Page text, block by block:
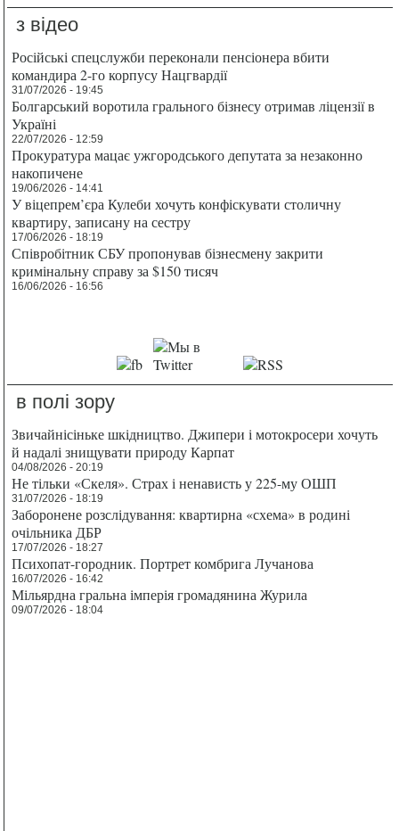
з відео
Російські спецслужби переконали пенсіонера вбити
командира 2-го корпусу Нацгвардії
31/07/2026 - 19:45
Болгарський воротила грального бізнесу отримав ліцензії в
Україні
22/07/2026 - 12:59
Прокуратура мацає ужгородського депутата за незаконно
накопичене
19/06/2026 - 14:41
У віцепрем’єра Кулеби хочуть конфіскувати столичну
квартиру, записану на сестру
17/06/2026 - 18:19
Співробітник СБУ пропонував бізнесмену закрити
кримінальну справу за $150 тисяч
16/06/2026 - 16:56
в полі зору
Звичайнісіньке шкідництво. Джипери і мотокросери хочуть
й надалі знищувати природу Карпат
04/08/2026 - 20:19
Не тільки «Скеля». Страх і ненависть у 225-му ОШП
31/07/2026 - 18:19
Заборонене розслідування: квартирна «схема» в родині
очільника ДБР
17/07/2026 - 18:27
Психопат-городник. Портрет комбрига Лучанова
16/07/2026 - 16:42
Мільярдна гральна імперія громадянина Журила
09/07/2026 - 18:04